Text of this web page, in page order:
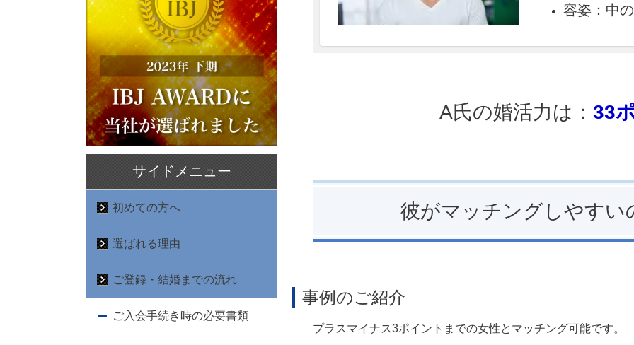
容姿：中
A氏の婚活力は： 33
彼がマッチングしやすい
事例のご紹介
プラスマイナス3ポイントまでの女性とマッチング可能です。
サイドメニュー
初めての方へ
選ばれる理由
ご登録・結婚までの流れ
ご入会手続き時の必要書類